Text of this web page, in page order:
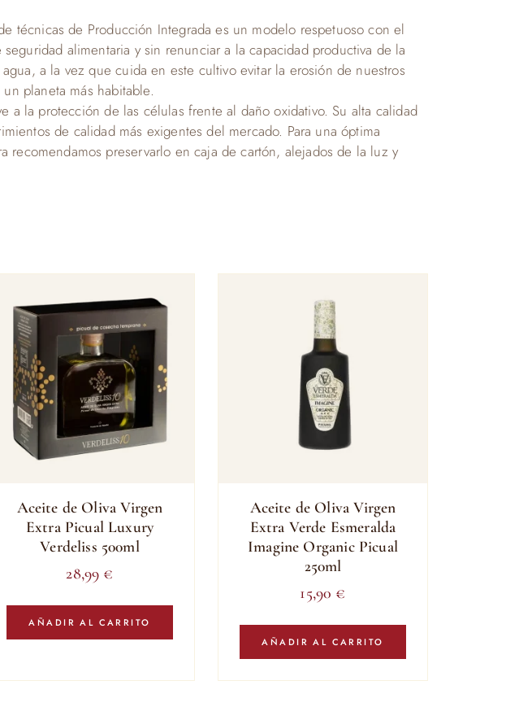
técnicas de Producción Integrada es un modelo respetuoso con el
alimentaria y sin renunciar a la capacidad productiva de la
a la vez que cuida en este cultivo evitar la erosión de nuestros
planeta más habitable.
a la protección de las células frente al daño oxidativo. Su alta calidad
de calidad más exigentes del mercado. Para una óptima
preservarlo en caja de cartón, alejados de la luz y
Aceite de Oliva Virgen
Extra Picual Luxury
Verdeliss 500ml
28,99 €
AÑADIR AL CARRITO
Aceite de Oliva Virgen
Extra Verde Esmeralda
Imagine Organic Picual
250ml
15,90 €
AÑADIR AL CARRITO